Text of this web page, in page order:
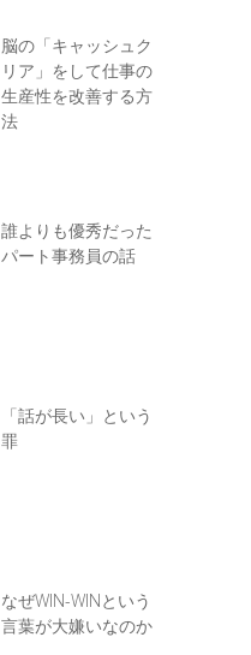
脳の「キャッシュク
リア」をして仕事の
生産性を改善する方
法
誰よりも優秀だった
パート事務員の話
「話が長い」という
罪
なぜWIN-WINという
言葉が大嫌いなのか